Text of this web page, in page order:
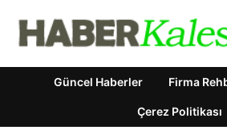
Güncel Haberler Firma
Çerez Politikası